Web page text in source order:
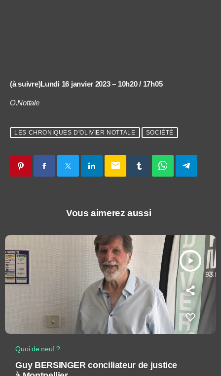
(à suivre)Lundi 16 janvier 2023 – 10h20 / 17h05
O.Nottale
LES CHRONIQUES D'OLIVIER NOTTALE SOCIÉTÉ
email
Vous aimerez aussi
play_arrow
Quoi de neuf ?
Guy BERSINGER conciliateur de justice